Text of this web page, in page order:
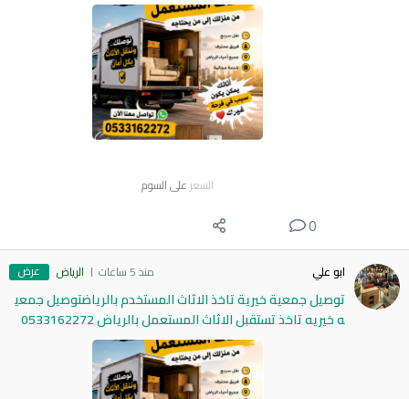
السعر على السوم
0
ابو علي منذ 5 ساعات الرياض عرض
توصيل جمعية خيرية تاخذ الاثاث المستخدم بالرياضتوصيل جمعي
ه خيريه تاخذ تستقبل الاثاث المستعمل بالرياض 0533162272